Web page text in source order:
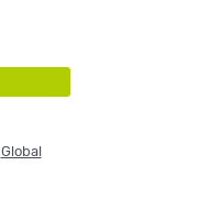
Global